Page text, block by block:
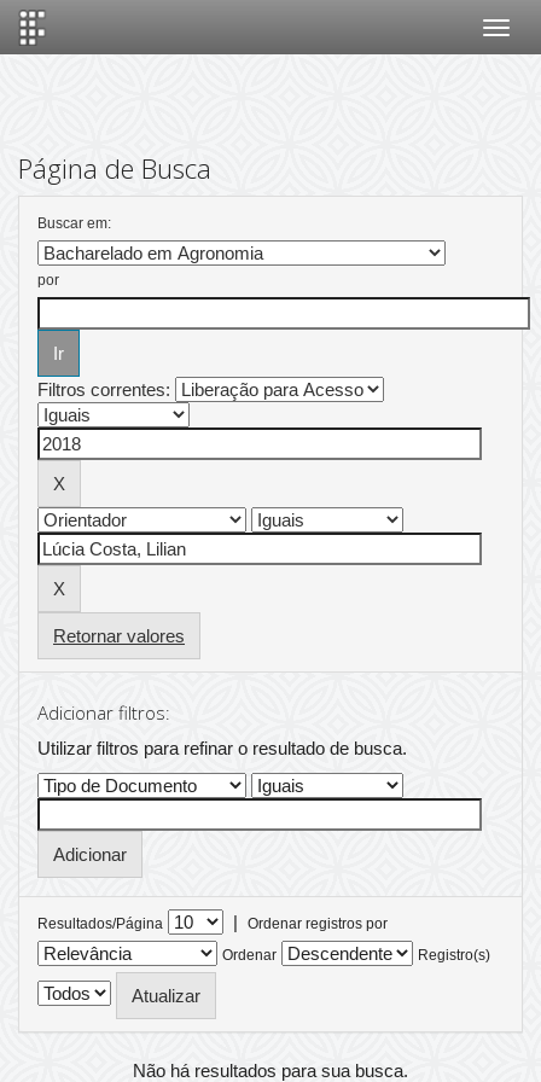
Página de Busca
Buscar em:
por
Filtros correntes:
Retornar valores
Adicionar filtros:
Utilizar filtros para refinar o resultado de busca.
Resultados/Página |
Ordenar registros por
Ordenar
Registro(s)
Não há resultados para sua busca.